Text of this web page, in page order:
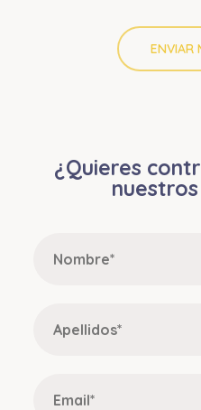
ENVIAR
¿Quieres